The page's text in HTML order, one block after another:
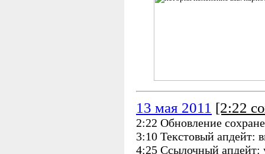
13 мая 2011 [2:22
2:22 Обновление
3:10 Текстовый апдейт:
4:25 Ссылочный апдейт: